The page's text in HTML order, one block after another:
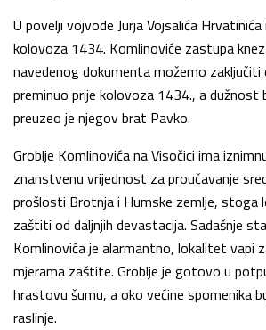
U povelji vojvode Jurja Vojsalića
kolovoza 1434. Komlinoviće zastupa
navedenog dokumenta možemo zaključiti
preminuo prije kolovoza 1434., a dužnost
preuzeo je njegov brat Pavko.
Groblje Komlinovića na Visočici ima
znanstvenu vrijednost za proučavanje
prošlosti Brotnja i Humske zemlje, stoga
zaštiti od daljnjih devastacija. Sadašnje
Komlinovića je alarmantno, lokalitet vapi
mjerama zaštite. Groblje je gotovo u
hrastovu šumu, a oko većine spomenika
raslinje.